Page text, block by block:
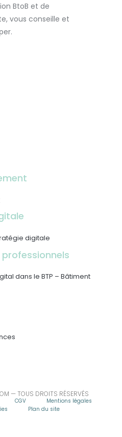
BtoB et de
vous conseille et
digitale
dans le BTP – Bâtiment
— TOUS DROITS RÉSERVÉS
CGV
Mentions légales
Plan du site